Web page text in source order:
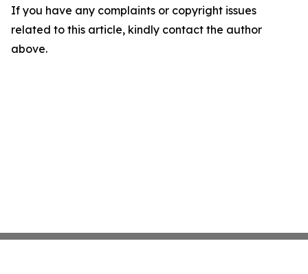
If you have any complaints or copyright issues
related to this article, kindly contact the author
above.